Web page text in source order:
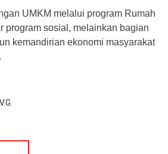
UMKM melalui program Rumah
program sosial, melainkan bagian
kemandirian ekonomi masyarakat